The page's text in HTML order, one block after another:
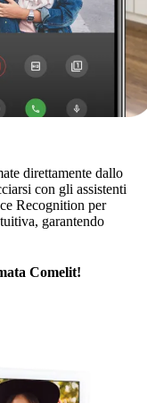
direttamente dallo
con gli assistenti
Recognition per
garantendo
Comelit!